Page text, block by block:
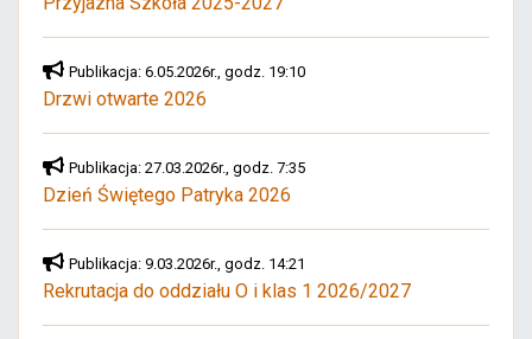
Publikacja: 6.05.2026r., godz. 19:10
Drzwi otwarte 2026
Publikacja: 27.03.2026r., godz. 7:35
Dzień Świętego Patryka 2026
Publikacja: 9.03.2026r., godz. 14:21
Rekrutacja do oddziału O i klas 1 2026/2027